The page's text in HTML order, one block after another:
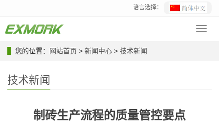
语言选择：
您的位置：
网站首页 > 新闻中心 > 技术新闻
技术新闻
制砖生产流程的质量管控要点